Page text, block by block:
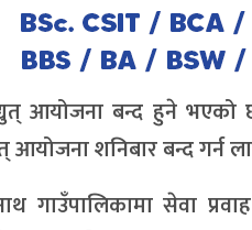
आयोजना बन्द हुने
शनिबार बन्द गर्न
गाउँपालिकामा सेवा